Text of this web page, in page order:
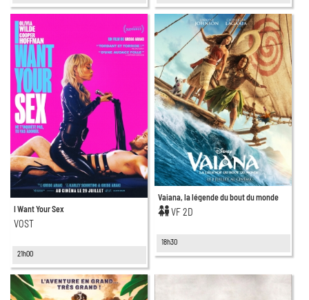
I Want Your Sex
VOST
21h00
Vaiana, la légende du bout du monde
VF 2D
18h30